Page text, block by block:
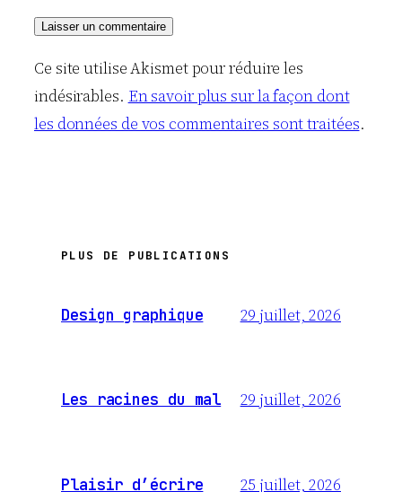
Ce site utilise Akismet pour réduire les
indésirables. En savoir plus sur la façon dont
les données de vos commentaires sont traitées.
PLUS DE PUBLICATIONS
Design graphique 29 juillet, 2026
Les racines du mal 29 juillet, 2026
Plaisir d’écrire 25 juillet, 2026